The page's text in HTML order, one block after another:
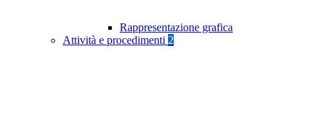
Rappresentazione grafica
Attività e procedimenti 2